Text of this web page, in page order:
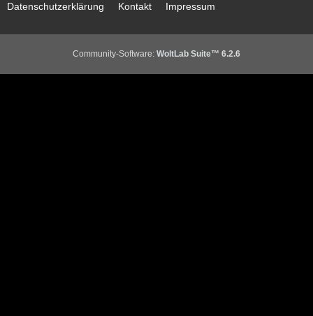
Datenschutzerklärung Kontakt Impressum
Community-Software: WoltLab Suite™ 6.2.6